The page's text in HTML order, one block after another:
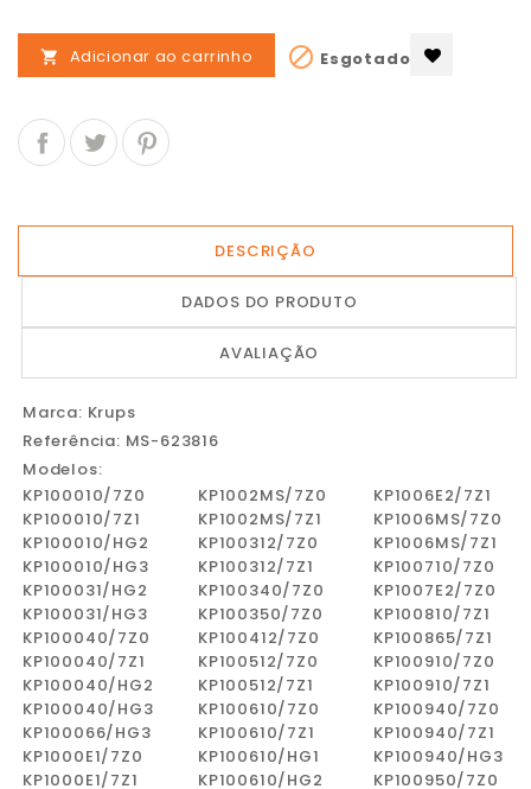
 Adicionar ao carrinho  Esgotado
DESCRIÇÃO
DADOS DO PRODUTO
AVALIAÇÃO
Marca: Krups
Referência: MS-623816
Modelos:
KP100010/7Z0
KP1002MS/7Z0
KP1006E2/7Z1
KP100010/7Z1
KP1002MS/7Z1
KP1006MS/7Z0
KP100010/HG2
KP100312/7Z0
KP1006MS/7Z1
KP100010/HG3
KP100312/7Z1
KP100710/7Z0
KP100031/HG2
KP100340/7Z0
KP1007E2/7Z0
KP100031/HG3
KP100350/7Z0
KP100810/7Z1
KP100040/7Z0
KP100412/7Z0
KP100865/7Z1
KP100040/7Z1
KP100512/7Z0
KP100910/7Z0
KP100040/HG2
KP100512/7Z1
KP100910/7Z1
KP100040/HG3
KP100610/7Z0
KP100940/7Z0
KP100066/HG3
KP100610/7Z1
KP100940/7Z1
KP1000E1/7Z0
KP100610/HG1
KP100940/HG3
KP1000E1/7Z1
KP100610/HG2
KP100950/7Z0